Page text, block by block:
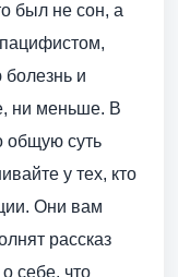
был не сон, а
болезнь и
ни меньше. В
общую суть
у тех, кто
Они вам
рассказ
себе, что